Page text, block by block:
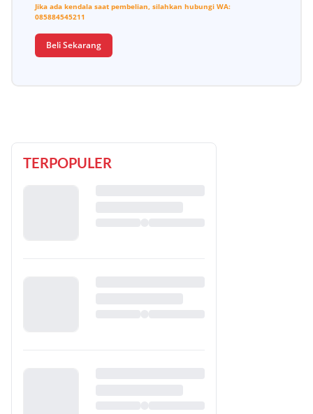
Jika ada kendala saat pembelian, silahkan hubungi WA:
085884545211
Beli Sekarang
TERPOPULER